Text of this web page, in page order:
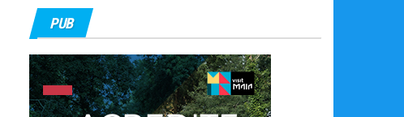
PUB